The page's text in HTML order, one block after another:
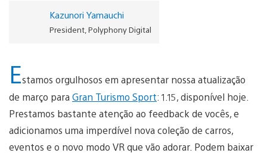
Kazunori Yamauchi
President, Polyphony Digital
Estamos orgulhosos em apresentar nossa atualização
de março para Gran Turismo Sport: 1.15, disponível hoje.
Prestamos bastante atenção ao feedback de vocês, e
adicionamos uma imperdível nova coleção de carros,
eventos e o novo modo VR que vão adorar. Podem baixar